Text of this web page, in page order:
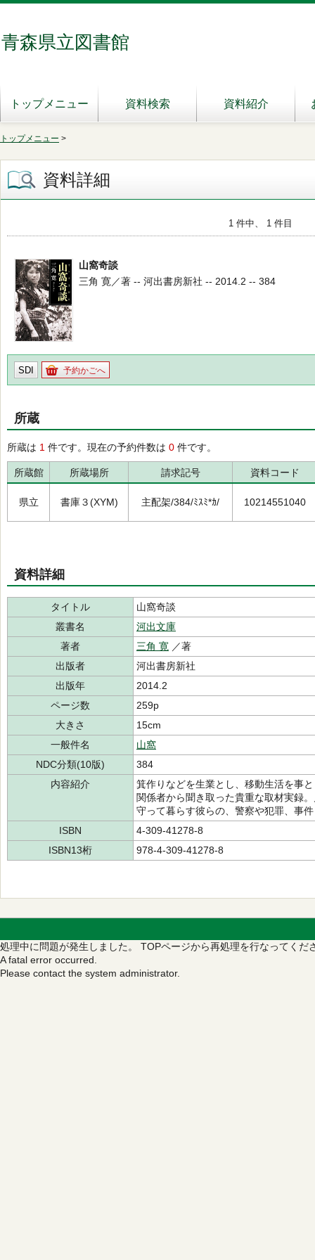
青森県立図書館
トップメニュー 資料検索 資料紹介
トップメニュー >
資料詳細
1 件中、 1 件目
山窩奇談
三角 寛／著 -- 河出書房新社 -- 2014.2 -- 384
SDI 予約かごへ
所蔵
所蔵は 1 件です。現在の予約件数は 0 件です。
所蔵館 所蔵場所 請求記号 資料コード
県立 書庫３(XYM) 主配架/384/ﾐｽﾐ*ｶ/ 10214551040
資料詳細
タイトル
山窩奇談
叢書名
河出文庫
著者
三角 寛 ／著
出版者
河出書房新社
出版年
2014.2
ページ数
259p
大きさ
15cm
一般件名
山窩
NDC分類(10版)
384
内容紹介
箕作りなどを生業とし、移動生活を事
関係者から聞き取った貴重な取材実録
守って暮らす彼らの、警察や犯罪、事
ISBN
4-309-41278-8
ISBN13桁
978-4-309-41278-8
処理中に問題が発生しました。 TOPページから再処理を行なってくだ
A fatal error occurred.
Please contact the system administrator.